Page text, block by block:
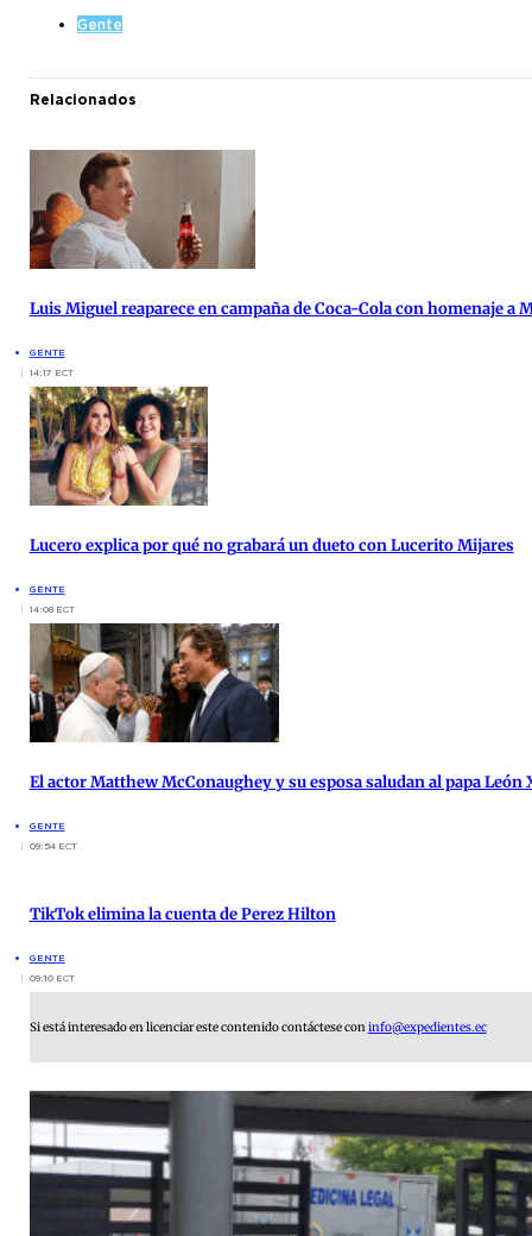
Gente
Relacionados
Luis Miguel reaparece en campaña de Coca-Cola con homenaje a
GENTE
14:17 ECT
Lucero explica por qué no grabará un dueto con Lucerito Mijares
GENTE
14:08 ECT
El actor Matthew McConaughey y su esposa saludan al papa León
GENTE
09:54 ECT
TikTok elimina la cuenta de Perez Hilton
GENTE
09:10 ECT
Si está interesado en licenciar este contenido contáctese coninfo@expedientes.ec